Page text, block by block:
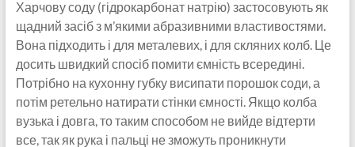
Харчову соду (гідрокарбонат натрію) застосовують як
щадний засіб з м’якими абразивними властивостями.
Вона підходить і для металевих, і для скляних колб. Це
досить швидкий спосіб помити ємність всередині.
Потрібно на кухонну губку висипати порошок соди, а
потім ретельно натирати стінки ємності. Якщо колба
вузька і довга, то таким способом не вийде відтерти
все, так як рука і пальці не зможуть проникнути